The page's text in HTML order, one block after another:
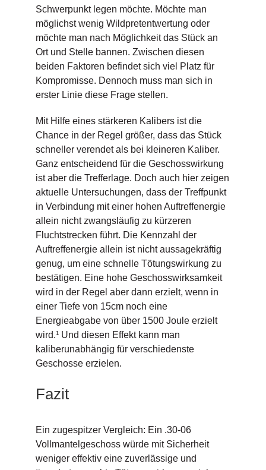
Schwerpunkt legen möchte. Möchte man
möglichst wenig Wildpretentwertung oder
möchte man nach Möglichkeit das Stück an
Ort und Stelle bannen. Zwischen diesen
beiden Faktoren befindet sich viel Platz für
Kompromisse. Dennoch muss man sich in
erster Linie diese Frage stellen.
Mit Hilfe eines stärkeren Kalibers ist die
Chance in der Regel größer, dass das Stück
schneller verendet als bei kleineren Kaliber.
Ganz entscheidend für die Geschosswirkung
ist aber die Trefferlage. Doch auch hier zeigen
aktuelle Untersuchungen, dass der Treffpunkt
in Verbindung mit einer hohen Auftreffenergie
allein nicht zwangsläufig zu kürzeren
Fluchtstrecken führt. Die Kennzahl der
Auftreffenergie allein ist nicht aussagekräftig
genug, um eine schnelle Tötungswirkung zu
bestätigen. Eine hohe Geschosswirksamkeit
wird in der Regel aber dann erzielt, wenn in
einer Tiefe von 15cm noch eine
Energieabgabe von über 1500 Joule erzielt
wird.¹ Und diesen Effekt kann man
kaliberunabhängig für verschiedenste
Geschosse erzielen.
Fazit
Ein zugespitzer Vergleich: Ein .30-06
Vollmantelgeschoss würde mit Sicherheit
weniger effektiv eine zuverlässige und